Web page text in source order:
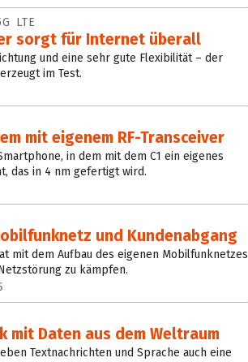
LTE
sorgt für Internet überall
und eine sehr gute Flexibilität – der
im Test.
mit eigenem RF-Transceiver
in dem mit dem C1 ein eigenes
das in 4 nm gefertigt wird.
und Kundenabgang
mit dem Aufbau des eigenen Mobilfunknetzes
zu kämpfen.
Daten aus dem Weltraum
Textnachrichten und Sprache auch eine